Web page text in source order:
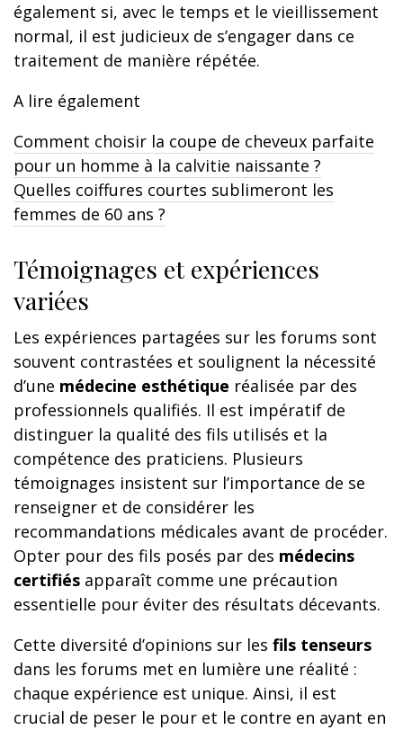
également si, avec le temps et le vieillissement
normal, il est judicieux de s’engager dans ce
traitement de manière répétée.
A lire également
Comment choisir la coupe de cheveux parfaite
pour un homme à la calvitie naissante ?
Quelles coiffures courtes sublimeront les
femmes de 60 ans ?
Témoignages et expériences
variées
Les expériences partagées sur les forums sont
souvent contrastées et soulignent la nécessité
d’une médecine esthétique réalisée par des
professionnels qualifiés. Il est impératif de
distinguer la qualité des fils utilisés et la
compétence des praticiens. Plusieurs
témoignages insistent sur l’importance de se
renseigner et de considérer les
recommandations médicales avant de procéder.
Opter pour des fils posés par des médecins
certifiés apparaît comme une précaution
essentielle pour éviter des résultats décevants.
Cette diversité d’opinions sur les fils tenseurs
dans les forums met en lumière une réalité :
chaque expérience est unique. Ainsi, il est
crucial de peser le pour et le contre en ayant en